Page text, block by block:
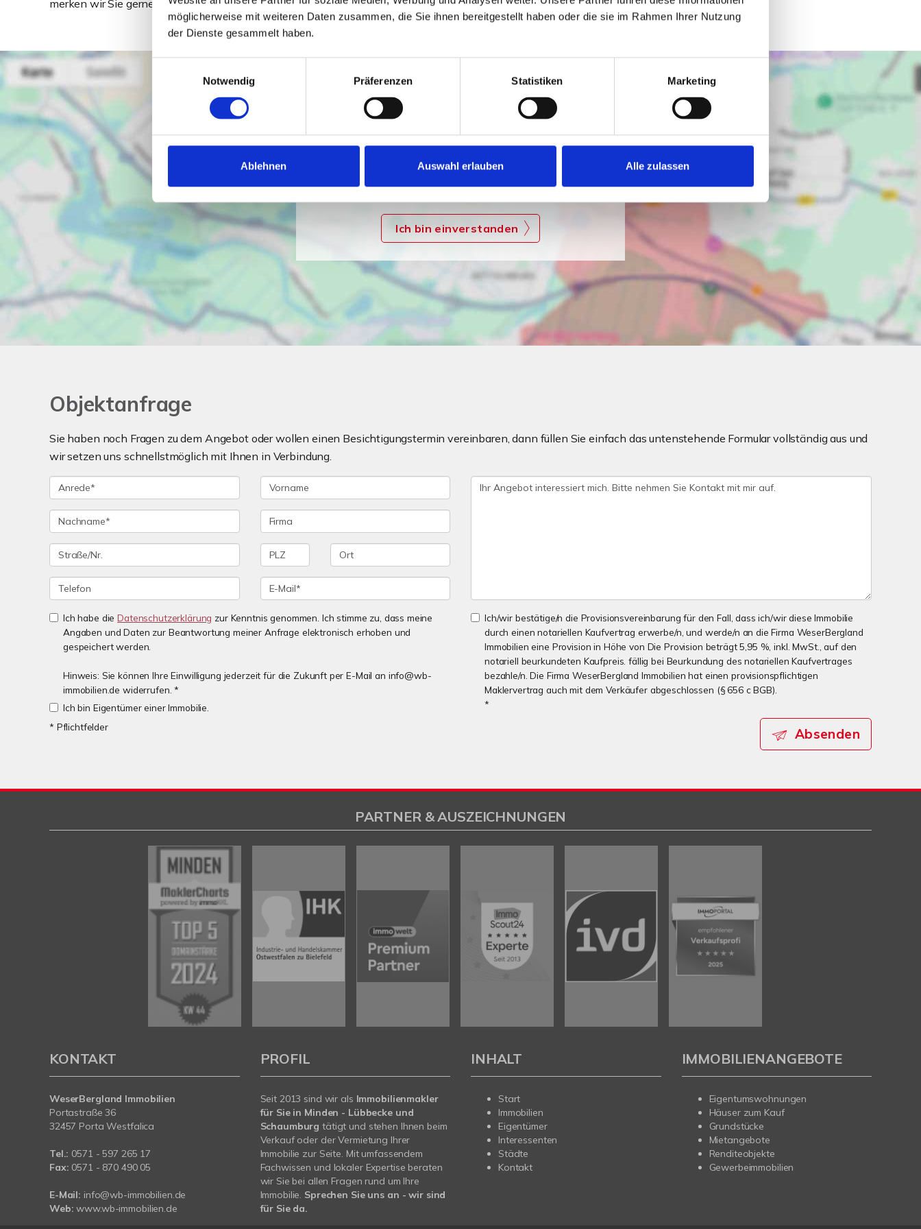
möglicherweise mit weiteren Daten zusammen, die Sie ihnen bereitgestellt haben oder die sie im Rahmen Ihrer Nutzung
der Dienste gesammelt haben.
Notwendig
Präferenzen Statistiken Marketing
Ablehnen Auswahl erlauben Alle zulassen
merken wir Sie gerne bereits jetzt unverbindlich vor.
angezeigt werden. Es gelten die Datenschutzbedingungen
von Google (https://policies.google.com/privacy).
Ich bin einverstanden
Objektanfrage
Sie haben noch Fragen zu dem Angebot oder wollen einen Besichtigungstermin vereinbaren, dann füllen Sie einfach das untenstehende Formular vollständig aus und
wir setzen uns schnellstmöglich mit Ihnen in Verbindung.
Ich habe dieDatenschutzerklärung zur Kenntnis genommen. Ich stimme zu, dass meine
Angaben und Daten zur Beantwortung meiner Anfrage elektronisch erhoben und
gespeichert werden.
Hinweis: Sie können Ihre Einwilligung jederzeit für die Zukunft per E-Mail an info@wb-
immobilien.de widerrufen. *
Ich bin Eigentümer einer Immobilie.
Ich/wir bestätige/n die Provisionsvereinbarung für den Fall, dass ich/wir diese Immobilie
durch einen notariellen Kaufvertrag erwerbe/n, und werde/n an die Firma WeserBergland
Immobilien eine Provision in Höhe von Die Provision beträgt 5,95 %, inkl. MwSt., auf den
notariell beurkundeten Kaufpreis. fällig bei Beurkundung des notariellen Kaufvertrages
bezahle/n. Die Firma WeserBergland Immobilien hat einen provisionspflichtigen
Maklervertrag auch mit dem Verkäufer abgeschlossen (§ 656 c BGB).
*
* Pflichtfelder
Absenden
PARTNER & AUSZEICHNUNGEN
KONTAKT
WeserBergland Immobilien
Portastraße 36
32457 Porta Westfalica
Tel.: 0571 - 597 265 17
Fax: 0571 - 870 490 05
E-Mail: info@wb-immobilien.de
Web: www.wb-immobilien.de
PROFIL
Seit 2013 sind wir als Immobilienmakler
für Sie in Minden - Lübbecke und
Schaumburgtätigt und stehen Ihnen beim
Verkauf oder der Vermietung Ihrer
Immobilie zur Seite. Mit umfassendem
Fachwissen und lokaler Expertise beraten
wir Sie bei allen Fragen rund um Ihre
Immobilie. Sprechen Sie uns an - wir sind
für Sie da.
INHALT
Start
Immobilien
Eigentümer
Interessenten
Städte
Kontakt
IMMOBILIENANGEBOTE
Eigentumswohnungen
Häuser zum Kauf
Grundstücke
Mietangebote
Renditeobjekte
Gewerbeimmobilien